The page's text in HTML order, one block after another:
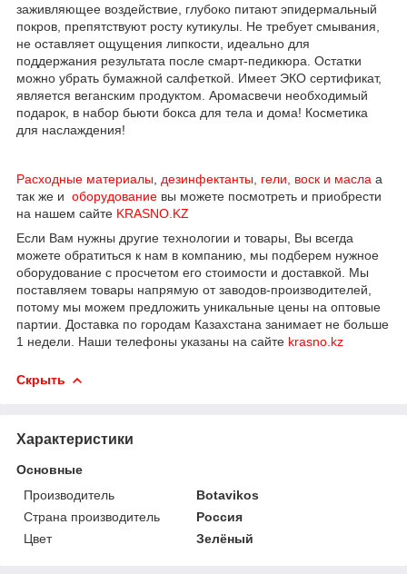
заживляющее воздействие, глубоко питают эпидермальный
покров, препятствуют росту кутикулы. Не требует смывания,
не оставляет ощущения липкости, идеально для
поддержания результата после смарт-педикюра. Остатки
можно убрать бумажной салфеткой. Имеет ЭКО сертификат,
является веганским продуктом. Аромасвечи необходимый
подарок, в набор бьюти бокса для тела и дома! Косметика
для наслаждения!
Расходные материалы дезинфектанты, гели, воск и масла а
так же и оборудование вы можете посмотреть и приобрести
на нашем сайте KRASNO.KZ
Если Вам нужны другие технологии и товары, Вы всегда
можете обратиться к нам в компанию, мы подберем нужное
оборудование с просчетом его стоимости и доставкой. Мы
поставляем товары напрямую от заводов-производителей,
потому мы можем предложить уникальные цены на оптовые
партии. Доставка по городам Казахстана занимает не больше
1 недели. Наши телефоны указаны на сайте krasno.kz
Скрыть
Характеристики
Основные
Производитель
Botavikos
Страна производитель
Россия
Цвет
Зелёный